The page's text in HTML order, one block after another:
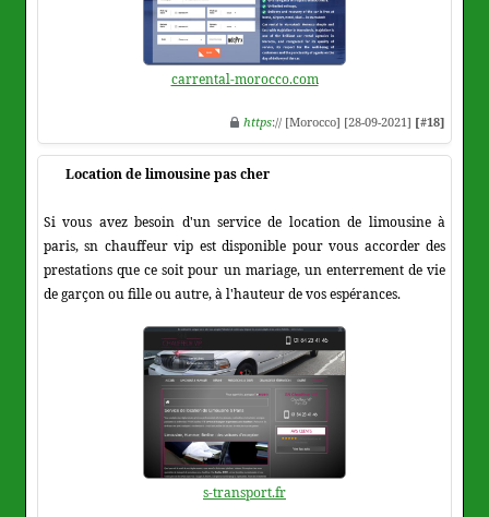
carrental-morocco.com
https:// [Morocco] [28-09-2021] [#18]
Location de limousine pas cher
Si vous avez besoin d'un service de location de limousine à
paris, sn chauffeur vip est disponible pour vous accorder des
prestations que ce soit pour un mariage, un enterrement de vie
de garçon ou fille ou autre, à l'hauteur de vos espérances.
s-transport.fr